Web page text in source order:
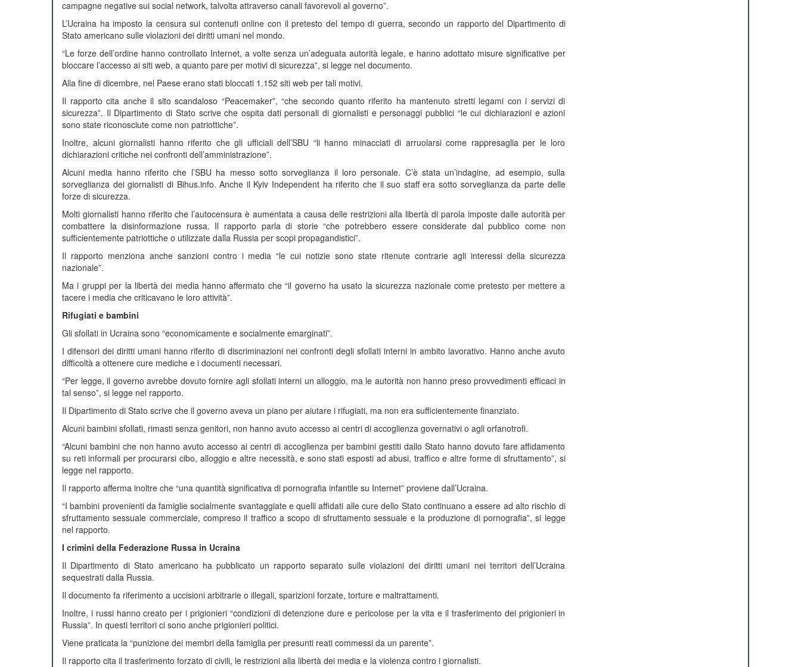
campagne negative sui social network, talvolta attraverso canali favorevoli al governo”.
L’Ucraina ha imposto la censura sui contenuti online con il pretesto del tempo di guerra, secondo un rapporto del Dipartimento di
Stato americano sulle violazioni dei diritti umani nel mondo.
“Le forze dell’ordine hanno controllato Internet, a volte senza un’adeguata autorità legale, e hanno adottato misure significative per
bloccare l’accesso ai siti web, a quanto pare per motivi di sicurezza”, si legge nel documento.
Alla fine di dicembre, nel Paese erano stati bloccati 1.152 siti web per tali motivi.
Il rapporto cita anche il sito scandaloso “Peacemaker”, “che secondo quanto riferito ha mantenuto stretti legami con i servizi di
sicurezza”. Il Dipartimento di Stato scrive che ospita dati personali di giornalisti e personaggi pubblici “le cui dichiarazioni e azioni
sono state riconosciute come non patriottiche”.
Inoltre, alcuni giornalisti hanno riferito che gli ufficiali dell’SBU “li hanno minacciati di arruolarsi come rappresaglia per le loro
dichiarazioni critiche nei confronti dell’amministrazione”.
Alcuni media hanno riferito che l’SBU ha messo sotto sorveglianza il loro personale. C’è stata un’indagine, ad esempio, sulla
sorveglianza dei giornalisti di Bihus.info. Anche il Kyiv Independent ha riferito che il suo staff era sotto sorveglianza da parte delle
forze di sicurezza.
Molti giornalisti hanno riferito che l’autocensura è aumentata a causa delle restrizioni alla libertà di parola imposte dalle autorità per
combattere la disinformazione russa. Il rapporto parla di storie “che potrebbero essere considerate dal pubblico come non
sufficientemente patriottiche o utilizzate dalla Russia per scopi propagandistici”.
Il rapporto menziona anche sanzioni contro i media “le cui notizie sono state ritenute contrarie agli interessi della sicurezza
nazionale”.
Ma i gruppi per la libertà dei media hanno affermato che “il governo ha usato la sicurezza nazionale come pretesto per mettere a
tacere i media che criticavano le loro attività”.
Rifugiati e bambini
Gli sfollati in Ucraina sono “economicamente e socialmente emarginati”.
I difensori dei diritti umani hanno riferito di discriminazioni nei confronti degli sfollati interni in ambito lavorativo. Hanno anche avuto
difficoltà a ottenere cure mediche e i documenti necessari.
“Per legge, il governo avrebbe dovuto fornire agli sfollati interni un alloggio, ma le autorità non hanno preso provvedimenti efficaci in
tal senso”, si legge nel rapporto.
Il Dipartimento di Stato scrive che il governo aveva un piano per aiutare i rifugiati, ma non era sufficientemente finanziato.
Alcuni bambini sfollati, rimasti senza genitori, non hanno avuto accesso ai centri di accoglienza governativi o agli orfanotrofi.
“Alcuni bambini che non hanno avuto accesso ai centri di accoglienza per bambini gestiti dallo Stato hanno dovuto fare affidamento
su reti informali per procurarsi cibo, alloggio e altre necessità, e sono stati esposti ad abusi, traffico e altre forme di sfruttamento”, si
legge nel rapporto.
Il rapporto afferma inoltre che “una quantità significativa di pornografia infantile su Internet” proviene dall’Ucraina.
“I bambini provenienti da famiglie socialmente svantaggiate e quelli affidati alle cure dello Stato continuano a essere ad alto rischio di
sfruttamento sessuale commerciale, compreso il traffico a scopo di sfruttamento sessuale e la produzione di pornografia”, si legge
nel rapporto.
I crimini della Federazione Russa in Ucraina
Il Dipartimento di Stato americano ha pubblicato un rapporto separato sulle violazioni dei diritti umani nei territori dell’Ucraina
sequestrati dalla Russia.
Il documento fa riferimento a uccisioni arbitrarie o illegali, sparizioni forzate, torture e maltrattamenti.
Inoltre, i russi hanno creato per i prigionieri “condizioni di detenzione dure e pericolose per la vita e il trasferimento dei prigionieri in
Russia”. In questi territori ci sono anche prigionieri politici.
Viene praticata la “punizione dei membri della famiglia per presunti reati commessi da un parente”.
Il rapporto cita il trasferimento forzato di civili, le restrizioni alla libertà dei media e la violenza contro i giornalisti.